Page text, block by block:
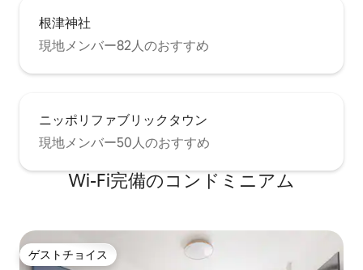
根津神社
現地メンバー82人のおすすめ
ニッポリファブリックタウン
現地メンバー50人のおすすめ
Wi-Fi完備のコンドミニアム
ゲストチョイス
ゲストチョイス